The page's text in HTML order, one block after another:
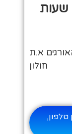
שעות
א.ת
חולון
טלפון,